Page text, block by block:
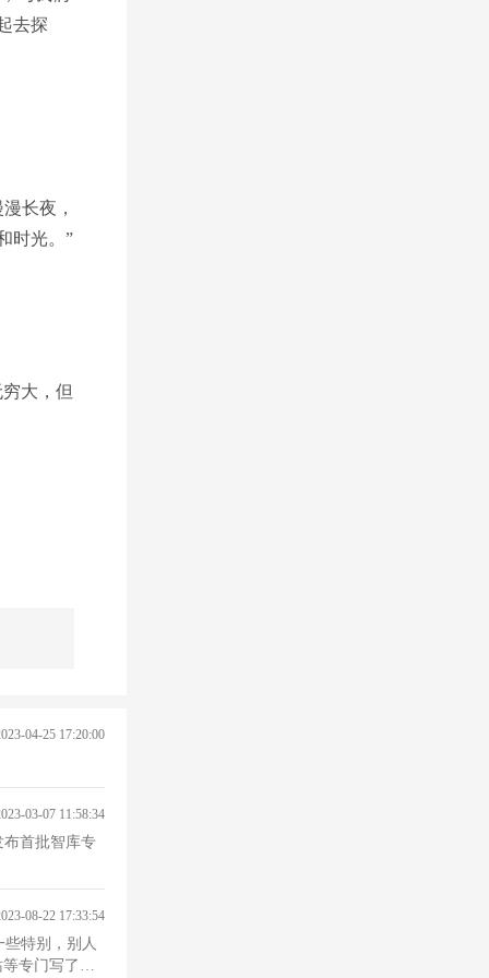
去探
长夜，
时光。”
大，但
04-25 17:20:00
03-07 11:58:34
布首批智库专
08-22 17:33:54
等专门写了一